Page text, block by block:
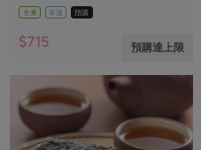
全素 常溫 預購
$715 預購達上限